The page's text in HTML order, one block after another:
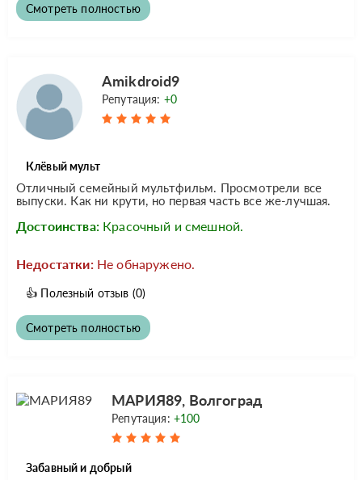
Смотреть полностью
Amikdroid9
Репутация: +0
Клёвый мульт
Отличный семейный мультфильм. Просмотрели все
выпуски. Как ни крути, но первая часть все же-лучшая.
Достоинства: Красочный и смешной.
Недостатки: Не обнаружено.
👍 Полезный отзыв (0)
Смотреть полностью
МАРИЯ89, Волгоград
Репутация: +100
Забавный и добрый